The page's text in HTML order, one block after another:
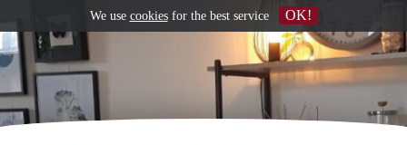
We use cookiesfor the best service OK!